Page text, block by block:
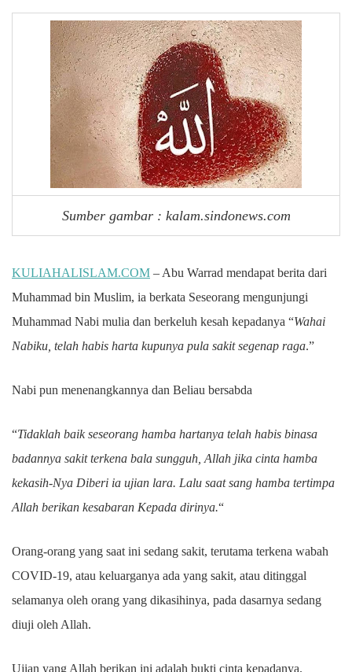
Sumber gambar : kalam.sindonews.com
KULIAHALISLAM.COM – Abu Warrad mendapat berita dari
Muhammad bin Muslim, ia berkata Seseorang mengunjungi
Muhammad Nabi mulia dan berkeluh kesah kepadanya “Wahai
Nabiku, telah habis harta kupunya pula sakit segenap raga.”
Nabi pun menenangkannya dan Beliau bersabda
“Tidaklah baik seseorang hamba hartanya telah habis binasa
badannya sakit terkena bala sungguh, Allah jika cinta hamba
kekasih-Nya Diberi ia ujian lara. Lalu saat sang hamba tertimpa
Allah berikan kesabaran Kepada dirinya.“
Orang-orang yang saat ini sedang sakit, terutama terkena wabah
COVID-19, atau keluarganya ada yang sakit, atau ditinggal
selamanya oleh orang yang dikasihinya, pada dasarnya sedang
diuji oleh Allah.
Ujian yang Allah berikan ini adalah bukti cinta kepadanya.